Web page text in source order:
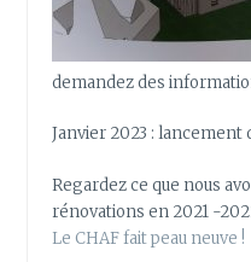
demandez des
Janvier 2023 : lancement
Regardez ce que nous
rénovations en 2021 -
Le CHAF fait peau neuve !